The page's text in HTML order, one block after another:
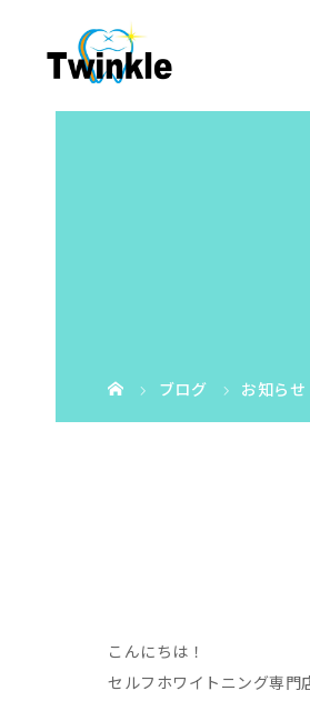
ブログ お知らせ
こんにちは！
セルフホワイトニング専門